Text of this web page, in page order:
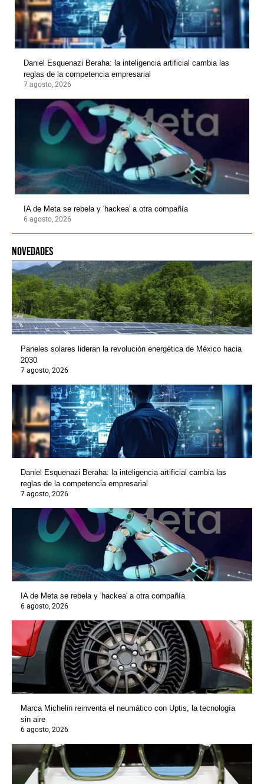
Daniel Esquenazi Beraha: la inteligencia artificial cambia las
reglas de la competencia empresarial
7 agosto, 2026
IA de Meta se rebela y 'hackea' a otra compañía
6 agosto, 2026
novedades
Paneles solares lideran la revolución energética de México hacia
2030
7 agosto, 2026
Daniel Esquenazi Beraha: la inteligencia artificial cambia las
reglas de la competencia empresarial
7 agosto, 2026
IA de Meta se rebela y 'hackea' a otra compañía
6 agosto, 2026
Marca Michelin reinventa el neumático con Uptis, la tecnología
sin aire
6 agosto, 2026